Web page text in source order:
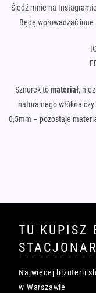
Śledź mnie na
Będę wprowadzać
Sznurek tomateriał,
naturalnego włókna
0,5mm – pozostaje
TU KUPISZ
Najwięcej biżuterii
w Warszawie